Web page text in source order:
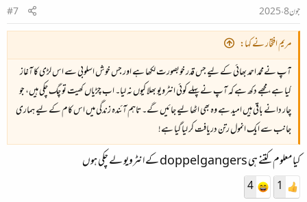
جون 8، 2025
#7
مریم افتخار نے کہا:
آپ نےمحمد احمد بھائی کے لیے جس قدر خوبصورت لکھا ہے اور جس خوش اسلوبی سے اس لڑی کا آغاز
کیا ہے، مجھے دکھ ہے کہ آپ نے پہلے کوئی انٹرویو بھلا کیوں نہ لیا۔ اب چڑیاں کھیت تو چگ چکی ہیں، جو
چار دانے باقی ہیں امید ہے وہ بھی اٹھا لیے جائیں گے۔ تاہم آئندہ زندگی میں اس کام کے لیے ہماری
جانب سے ایک انمول رتن دریافت کر لیا گیا ہے!
کیا معلوم کتنے ہی doppelgangers کے انٹرویو لے چکی ہوں
1
4